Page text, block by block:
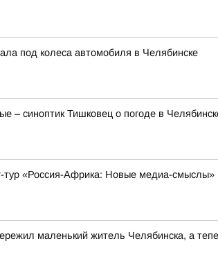
под колеса автомобиля в Челябинске
– синоптик Тишковец о погоде в
тур «Россия-Африка: Новые медиа-смыслы»
маленький житель Челябинска, а